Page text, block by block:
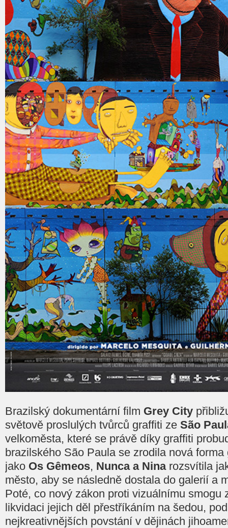
Brazilský dokumentární film Grey City
světově proslulých tvůrců graffiti ze São
velkoměsta, které se právě díky graffiti
brazilského São Paula se zrodila nová
jako Os Gêmeos, Nunca a Ninarozsvítila
město, aby se následně dostala do galerií a
Poté, co nový zákon proti vizuálnímu smogu
likvidaci jejich děl přestříkáním na šedou,
nejkreativnějších povstání v dějinách